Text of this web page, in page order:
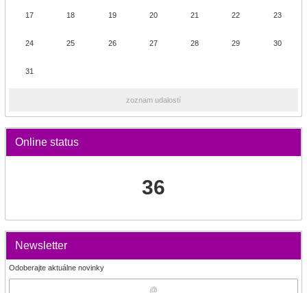
17 18 19 20 21 22 23
24 25 26 27 28 29 30
31
zoznam udalostí
Online status
36
Newsletter
Odoberajte aktuálne novinky